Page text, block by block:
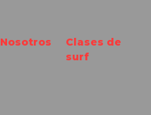
Nosotros
Clases de
surf